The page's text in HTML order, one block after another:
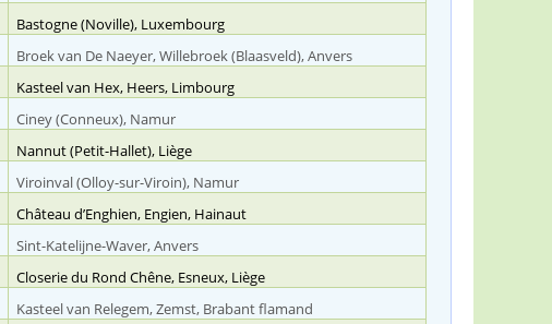
Bastogne (Noville), Luxembourg
Broek van De Naeyer, Willebroek (Blaasveld), Anvers
Kasteel van Hex, Heers, Limbourg
Ciney (Conneux), Namur
Nannut (Petit-Hallet), Liège
Viroinval (Olloy-sur-Viroin), Namur
Château d’Enghien, Engien, Hainaut
Sint-Katelijne-Waver, Anvers
Closerie du Rond Chêne, Esneux, Liège
Kasteel van Relegem, Zemst, Brabant flamand